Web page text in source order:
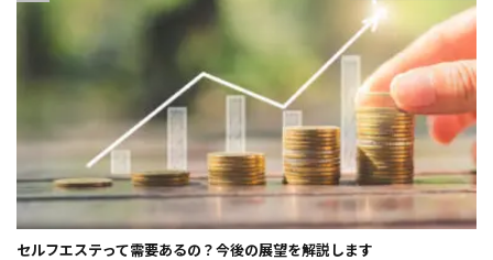
セルフエステって需要あるの？今後の展望を解説します